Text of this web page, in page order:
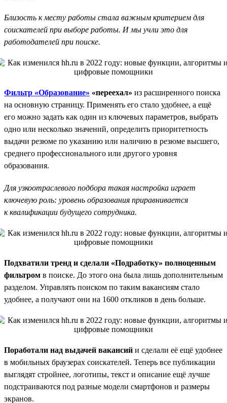
Близость к месту работы стала важным критерием для
соискателей при выборе работы. И мы учли это для
работодателей при поиске.
Фильтр «Образование» «переехал» из расширенного поиска
на основную страницу. Применять его стало удобнее, а ещё
его можно задать как один из ключевых параметров, выбрать
одно или несколько значений, определить приоритетность
выдачи резюме по указанию или наличию в резюме высшего,
среднего профессионального или другого уровня
образования.
Для узкоотраслевого подбора такая настройка играет
ключевую роль: уровень образования приравнивается
к квалификации будущего сотрудника.
Подхватили тренд и сделали «Подработку» полноценным
фильтром в поиске. До этого она была лишь дополнительным
разделом. Управлять поиском по таким вакансиям стало
удобнее, а получают они на 1600 откликов в день больше.
Поработали над выдачей вакансий и сделали её ещё удобнее
в мобильных браузерах соискателей. Теперь все публикации
выглядят стройнее, логотипы, текст и описание ещё лучше
подстраиваются под разные модели смартфонов и размеры
экранов.